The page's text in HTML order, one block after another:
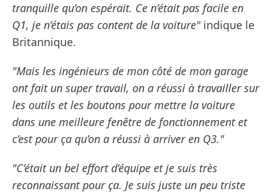
tranquille qu’on espérait. Ce n’était pas facile en
Q1, je n’étais pas content de la voiture"indique le
Britannique.
"Mais les ingénieurs de mon côté de mon garage
ont fait un super travail, on a réussi à travailler sur
les outils et les boutons pour mettre la voiture
dans une meilleure fenêtre de fonctionnement et
c’est pour ça qu’on a réussi à arriver en Q3."
"C’était un bel effort d’équipe et je suis très
reconnaissant pour ça. Je suis juste un peu triste